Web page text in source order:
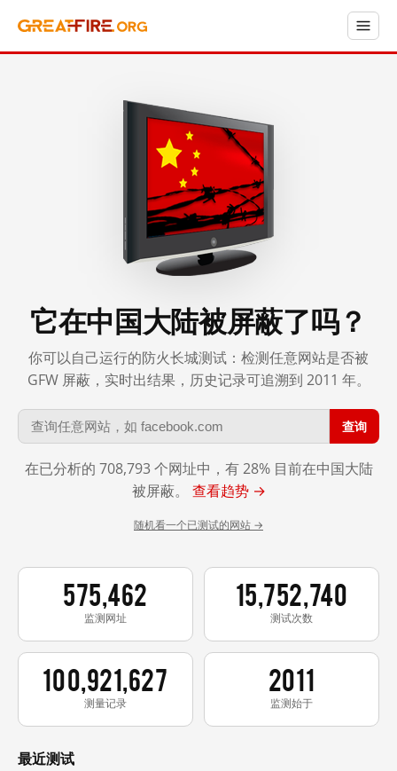
它在中国大陆被屏蔽了吗？
你可以自己运行的防火长城测试：检测任意网站是否被
GFW 屏蔽，实时出结果，历史记录可追溯到 2011 年。
查询
在已分析的 708,793 个网址中，有 28% 目前在中国大陆
被屏蔽。 查看趋势 →
随机看一个已测试的网站 →
575,462
监测网址
15,752,740
测试次数
100,921,627
测量记录
2011
监测始于
最近测试